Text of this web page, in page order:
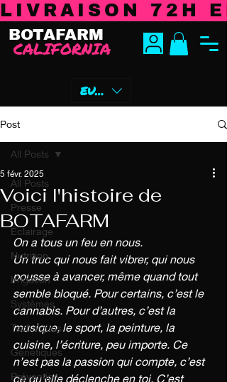
LIVRAISON 72H
BOTAFARM
CALIFORNIA
EUR (€)
Post
All Posts
Presse
Éclairage
Nutrition
Irrigation
Systèmes
Techniques
Génétiques
Prévention
All Posts
Voici l'histoire de
BOTAFARM
5 févr. 2025
On a tous un feu en nous.
Un truc qui nous fait vibrer, qui nous
pousse à avancer, même quand tout
semble bloqué. Pour certains, c’est le
cannabis. Pour d’autres, c’est la
musique, le sport, la peinture, la
cuisine, l’écriture, peu importe. Ce
n’est pas la passion qui compte, c’est
ce qu’elle déclenche en toi. C’est